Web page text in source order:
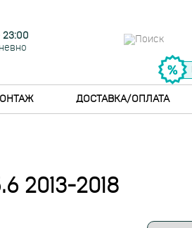
23:00
ДОСТАВКА/ОПЛАТА
2013-2018